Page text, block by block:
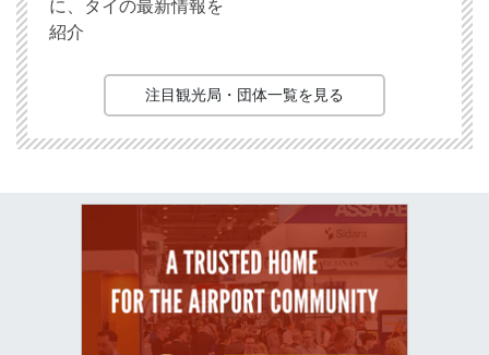
に、タイの最新情報を
紹介
注目観光局・団体一覧を見る